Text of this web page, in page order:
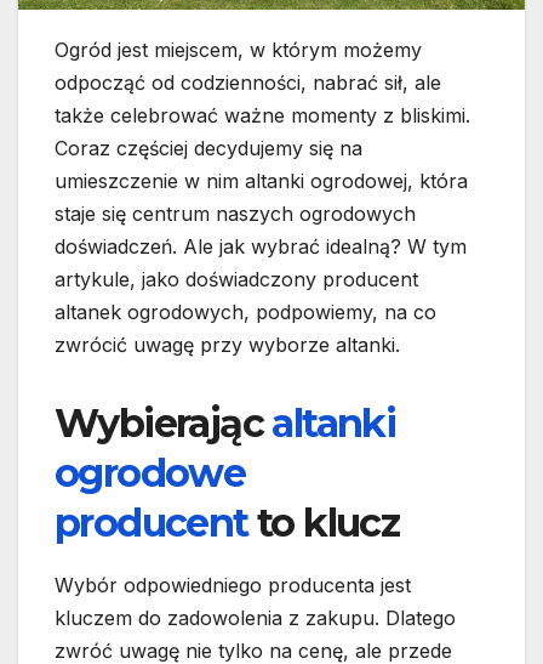
Ogród jest miejscem, w którym możemy
odpocząć od codzienności, nabrać sił, ale
także celebrować ważne momenty z bliskimi.
Coraz częściej decydujemy się na
umieszczenie w nim altanki ogrodowej, która
staje się centrum naszych ogrodowych
doświadczeń. Ale jak wybrać idealną? W tym
artykule, jako doświadczony producent
altanek ogrodowych, podpowiemy, na co
zwrócić uwagę przy wyborze altanki.
Wybierającaltanki
ogrodowe
producentto klucz
Wybór odpowiedniego producenta jest
kluczem do zadowolenia z zakupu. Dlatego
zwróć uwagę nie tylko na cenę, ale przede